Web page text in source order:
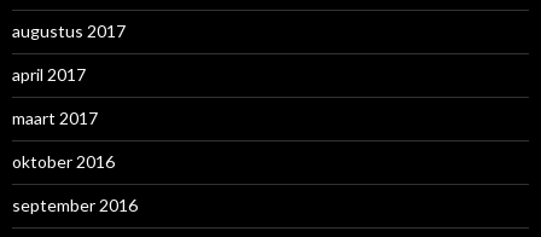
augustus 2017
april 2017
maart 2017
oktober 2016
september 2016